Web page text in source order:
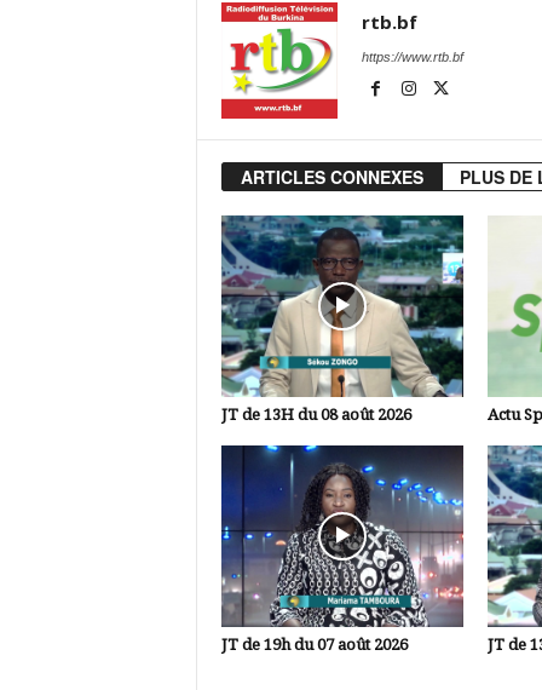
rtb.bf
https://www.rtb.bf
ARTICLES CONNEXES PLUS DE
JT de 13H du 08 août 2026 Actu
JT de 19h du 07 août 2026 JT de